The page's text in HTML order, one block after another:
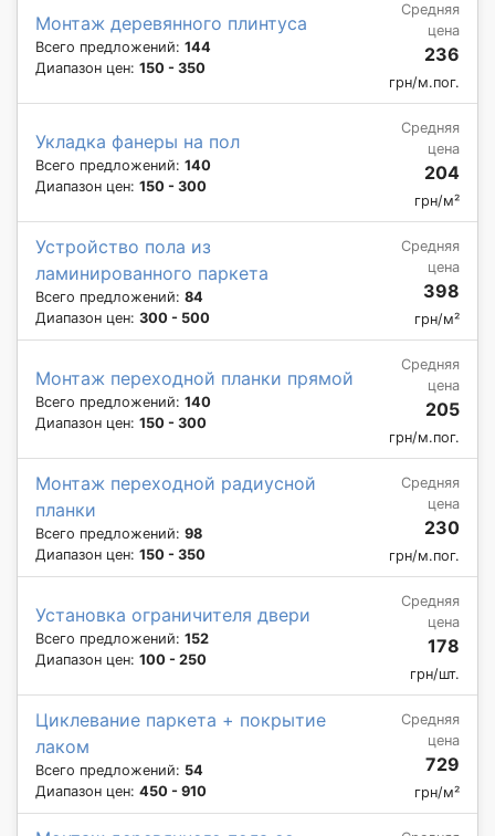
Монтаж деревянного плинтуса
Всего предложений: 144
Диапазон цен: 150 - 350
Средняя
цена
236
грн/м.пог.
Укладка фанеры на пол
Всего предложений: 140
Диапазон цен: 150 - 300
Средняя
цена
204
грн/м²
Устройство пола из
ламинированного паркета
Всего предложений: 84
Диапазон цен: 300 - 500
Средняя
цена
398
грн/м²
Монтаж переходной планки прямой
Всего предложений: 140
Диапазон цен: 150 - 300
Средняя
цена
205
грн/м.пог.
Монтаж переходной радиусной
планки
Всего предложений: 98
Диапазон цен: 150 - 350
Средняя
цена
230
грн/м.пог.
Установка ограничителя двери
Всего предложений: 152
Диапазон цен: 100 - 250
Средняя
цена
178
грн/шт.
Циклевание паркета + покрытие
лаком
Всего предложений: 54
Диапазон цен: 450 - 910
Средняя
цена
729
грн/м²